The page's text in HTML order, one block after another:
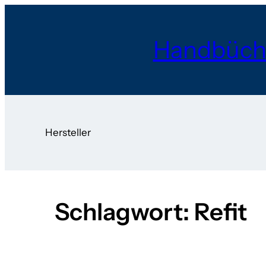
Hersteller
Schlagwort: Refit